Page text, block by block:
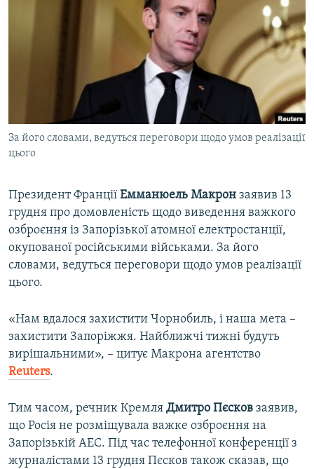
УКРАЇНСЬКА ПРОБЛЕМА КРИМУ
ІНФОГРАФІКА
ЯК ОБІЙТИ БЛОКУВАННЯ
ДОЛУЧАЙСЯ!
За його словами, ведуться переговори щодо умов реалізації
цього
Президент Франції Емманюель Макрон заявив 13
грудня про домовленість щодо виведення важкого
озброєння із Запорізької атомної електростанції,
окупованої російськими військами. За його
словами, ведуться переговори щодо умов реалізації
цього.
«Нам вдалося захистити Чорнобиль, і наша мета –
захистити Запоріжжя. Найближчі тижні будуть
вирішальними», – цитує Макрона агентство
Reuters.
Тим часом, речник Кремля Дмитро Пєсков заявив,
що Росія не розміщувала важке озброєння на
Запорізькій АЕС. Під час телефонної конференції з
журналістами 13 грудня Пєсков також сказав, що